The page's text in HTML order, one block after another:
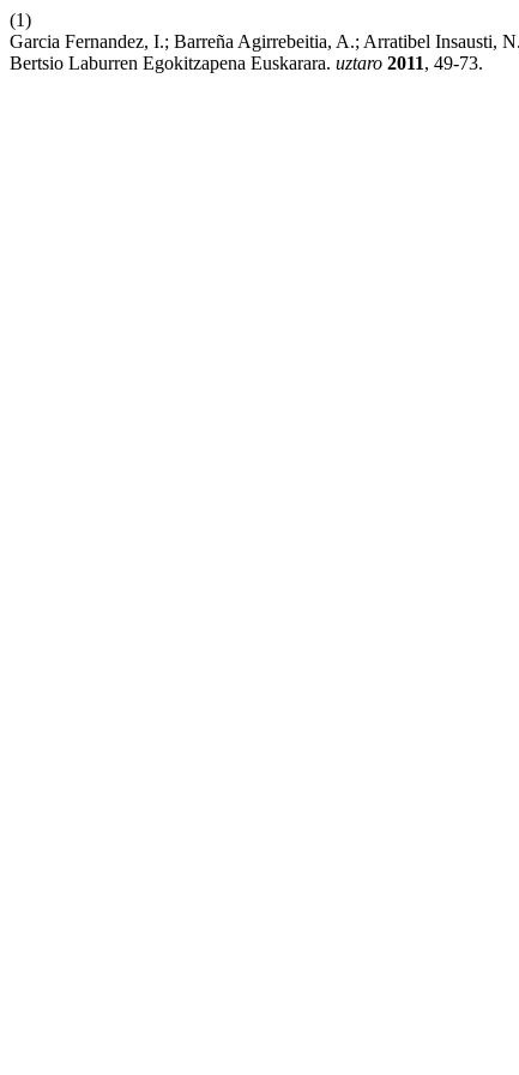
(1)
Garcia Fernandez, I.; Barreña Agirrebeitia, A.; Arratibel Insausti,
Bertsio Laburren Egokitzapena Euskarara. uztaro 2011, 49-73.